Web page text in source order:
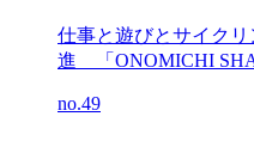
仕事と遊びとサイク
進 「ONOMICHI
no.49